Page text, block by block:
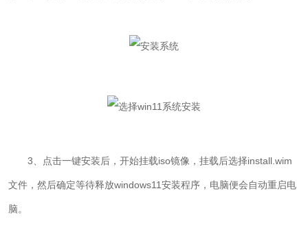
3、点击一键安装后，开始挂载iso镜像，挂载后选择install.wim
文件，然后确定等待释放windows11安装程序，电脑便会自动重启电
脑。